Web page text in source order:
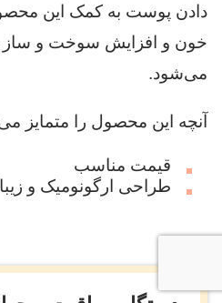
دادن پوست به کمک این
خون و افزایش سوخت و
می‌شود.
آنچه این محصول را متمایز
قیمت مناسب
طراحی ارگونومیک و زیبا